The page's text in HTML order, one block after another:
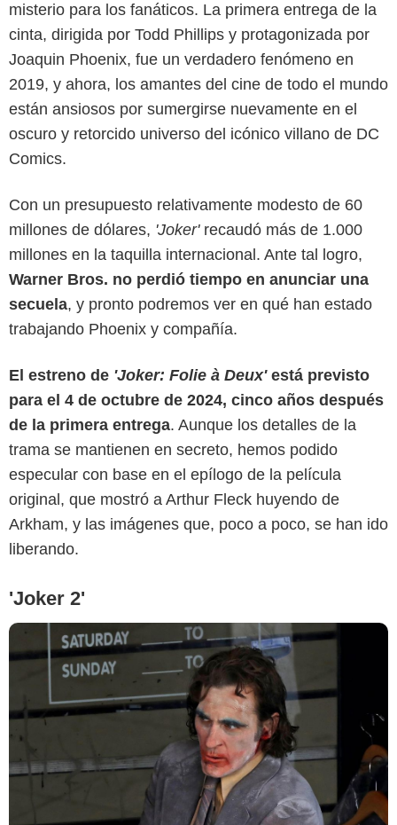
misterio para los fanáticos. La primera entrega de la
cinta, dirigida por Todd Phillips y protagonizada por
Joaquin Phoenix, fue un verdadero fenómeno en
2019, y ahora, los amantes del cine de todo el mundo
están ansiosos por sumergirse nuevamente en el
oscuro y retorcido universo del icónico villano de DC
Comics.
Con un presupuesto relativamente modesto de 60
millones de dólares, 'Joker'recaudó más de 1.000
millones en la taquilla internacional. Ante tal logro,
Warner Bros. no perdió tiempo en anunciar una
secuela, y pronto podremos ver en qué han estado
trabajando Phoenix y compañía.
El estreno de 'Joker: Folie à Deux'está previsto
para el 4 de octubre de 2024, cinco años después
de la primera entrega. Aunque los detalles de la
trama se mantienen en secreto, hemos podido
especular con base en el epílogo de la película
original, que mostró a Arthur Fleck huyendo de
Arkham, y las imágenes que, poco a poco, se han ido
liberando.
'Joker 2'
Warner Bros